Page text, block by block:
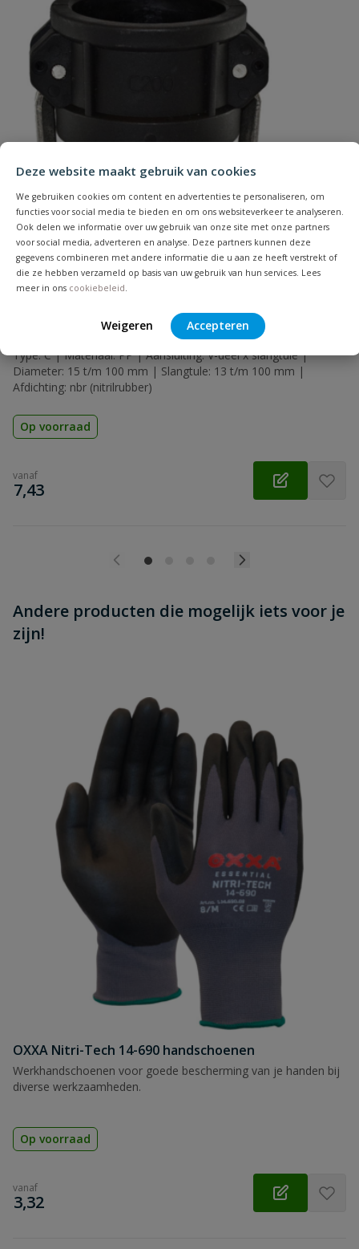
Deze website maakt gebruik van cookies
We gebruiken cookies om content en advertenties te personaliseren, om
functies voor social media te bieden en om ons websiteverkeer te analyseren.
Ook delen we informatie over uw gebruik van onze site met onze partners
voor social media, adverteren en analyse. Deze partners kunnen deze
gegevens combineren met andere informatie die u aan ze heeft verstrekt of
die ze hebben verzameld op basis van uw gebruik van hun services. Lees
meer in ons cookiebeleid.
Weigeren Accepteren
Uw waardering:
Naam
Samenvatting
Beoordeling
Camlock PP V-deel x slangtule type C
Type: C | Materiaal: PP | Aansluiting: V-deel x slangtule |
Diameter: 15 t/m 100 mm | Slangtule: 13 t/m 100 mm |
Afdichting: nbr (nitrilrubber)
Op voorraad
vanaf
€
7,43
Andere producten die mogelijk iets voor je
zijn!
OXXA Nitri-Tech 14-690 handschoenen
Werkhandschoenen voor goede bescherming van je handen bij
diverse werkzaamheden.
Op voorraad
vanaf
€
3,32